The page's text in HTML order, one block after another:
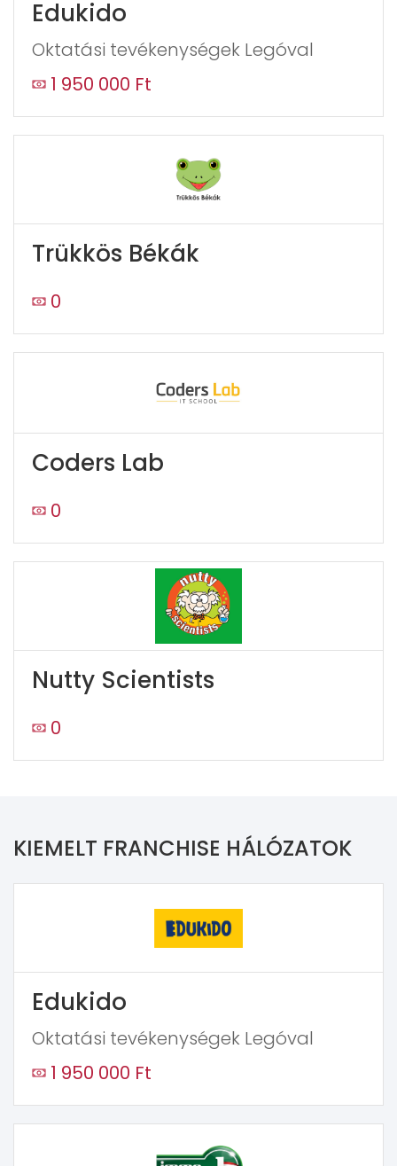
Edukido
Oktatási tevékenységek Legóval
1 950 000 Ft
Trükkös Békák
0
Coders Lab
0
Nutty Scientists
0
KIEMELT FRANCHISE HÁLÓZATOK
Edukido
Oktatási tevékenységek Legóval
1 950 000 Ft